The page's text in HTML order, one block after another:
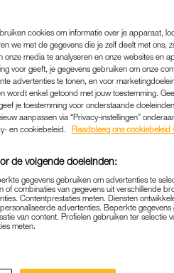
IN
|LINDA.
cookies om informatie over je apparaat,
we met de gegevens die je zelf deelt met ons,
media te analyseren en onze websites en
voor geeft, je gegevens gebruiken om onze
advertenties te tonen, en voor
wordt enkel getoond met jouw toestemming.
je toestemming voor onderstaande
aanpassen via “Privacy-instellingen”
en cookiebeleid.
Raadpleeg ons cookiebeleid
de volgende doeleinden:
gegevens gebruiken om advertenties te
combinaties van gegevens uit verschillende
Contentprestaties meten. Diensten
advertenties. Beperkte
van content. Profielen gebruiken ter selectie
meten.